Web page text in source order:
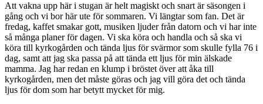
Att vakna upp här i stugan är helt magiskt och snart är säsongen i
gång och vi bor här ute för sommaren. Vi längtar som fan. Det är
fredag, kaffet smakar gott, musiken ljuder från datorn och vi har inte
så många planer för dagen. Vi ska köra och handla och så ska vi
köra till kyrkogården och tända ljus för svärmor som skulle fylla 76 i
dag, samt att jag ska passa på att tända ett ljus för min älskade
mamma. Jag har redan en klump i bröstet över att åka till
kyrkogården, men det måste göras och jag vill göra det och tända
ljus för dom som har betytt mycket för mig.